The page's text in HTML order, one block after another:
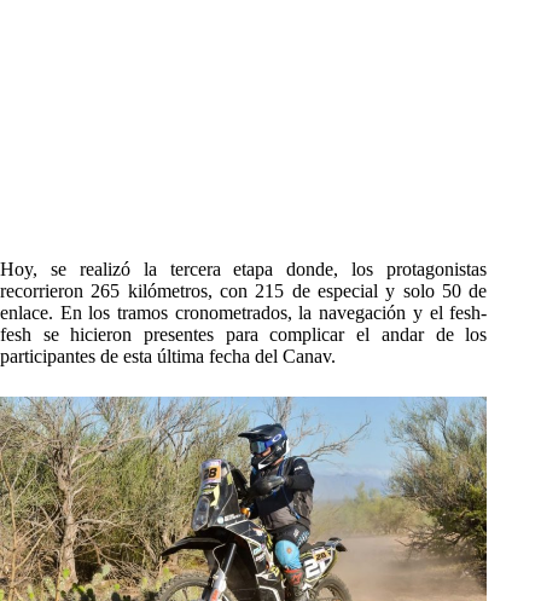
Hoy, se realizó la tercera etapa donde, los protagonistas
recorrieron 265 kilómetros, con 215 de especial y solo 50 de
enlace. En los tramos cronometrados, la navegación y el fesh-
fesh se hicieron presentes para complicar el andar de los
participantes de esta última fecha del Canav.